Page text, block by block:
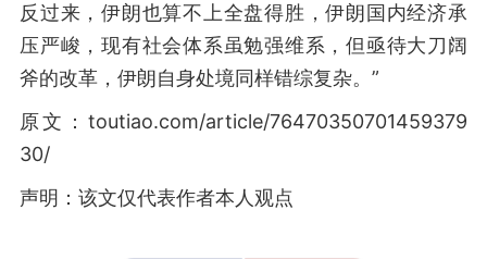
反过来，伊朗也算不上全盘得胜，伊朗国内经济承
压严峻，现有社会体系虽勉强维系，但亟待大刀阔
斧的改革，伊朗自身处境同样错综复杂。”
原文：toutiao.com/article/76470350701459379
30/
声明：该文仅代表作者本人观点